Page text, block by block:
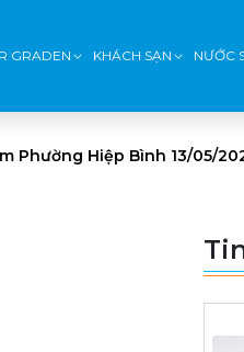
GRADEN KHÁCH SẠN NƯỚC
Phường Hiệp Bình 13/05/